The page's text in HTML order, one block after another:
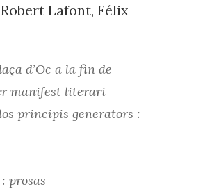
Lafont, Félix
d’Oc a la fin de
manifest literari
principis generators :
prosas